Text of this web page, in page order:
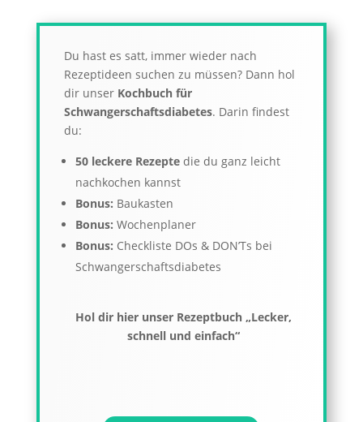
Du hast es satt, immer wieder nach
Rezeptideen suchen zu müssen? Dann hol
dir unser Kochbuch für
Schwangerschaftsdiabetes. Darin findest
du:
50 leckere Rezeptedie du ganz leicht
nachkochen kannst
Bonus: Baukasten
Bonus: Wochenplaner
Bonus: Checkliste DOs & DON’Ts bei
Schwangerschaftsdiabetes
Hol dir hier unser Rezeptbuch „Lecker,
schnell und einfach“